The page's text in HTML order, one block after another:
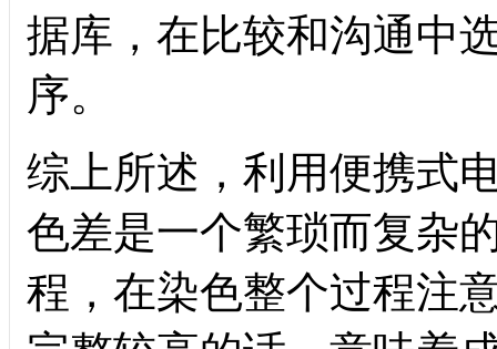
据库，在比较和沟通中
序。
综上所述，利用便携式
色差是一个繁琐而复杂
程，在染色整个过程注